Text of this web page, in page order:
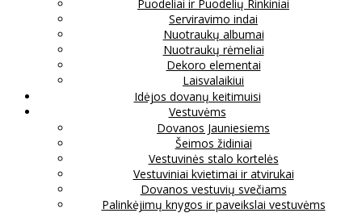
Puodeliai ir Puodelių Rinkiniai
Serviravimo indai
Nuotraukų albumai
Nuotraukų rėmeliai
Dekoro elementai
Laisvalaikiui
Idėjos dovanų keitimuisi
Vestuvėms
Dovanos Jauniesiems
Šeimos židiniai
Vestuvinės stalo kortelės
Vestuviniai kvietimai ir atvirukai
Dovanos vestuvių svečiams
Palinkėjimų knygos ir paveikslai vestuvėms